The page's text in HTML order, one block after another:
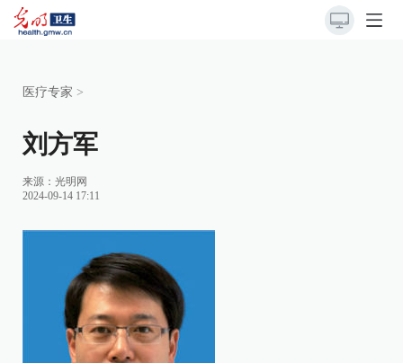
医疗专家 >
刘方军
来源：光明网
2024-09-14 17:11